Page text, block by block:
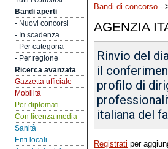
Bandi aperti
- Nuovi concorsi
- In scadenza
- Per categoria
- Per regione
Ricerca avanzata
Gazzetta ufficiale
Mobilità
Per diplomati
Con licenza media
Sanità
Enti locali
Bandi di concorso --
AGENZIA
Rinvio del
il
profilo di
italiana del
Registrati per